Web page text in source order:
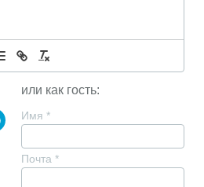
или как гость:
Имя *
Почта *